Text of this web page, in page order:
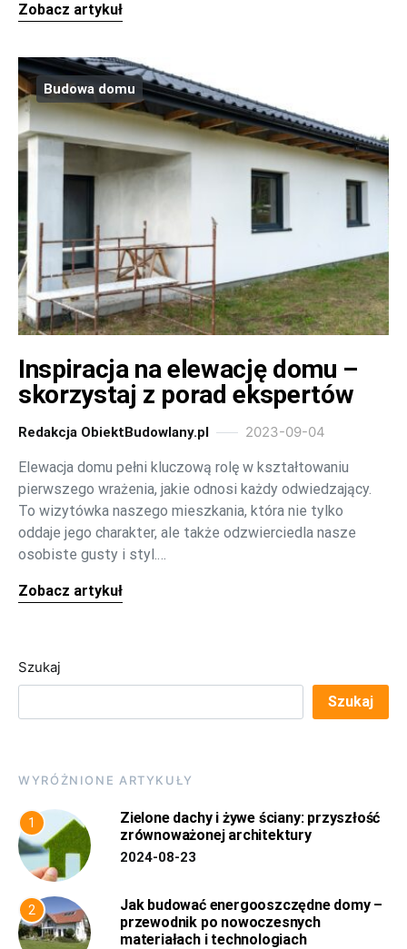
Zobacz artykuł
Budowa domu
Inspiracja na elewację domu –
skorzystaj z porad ekspertów
Redakcja ObiektBudowlany.pl 2023-09-04
Elewacja domu pełni kluczową rolę w kształtowaniu
pierwszego wrażenia, jakie odnosi każdy odwiedzający.
To wizytówka naszego mieszkania, która nie tylko
oddaje jego charakter, ale także odzwierciedla nasze
osobiste gusty i styl.…
Zobacz artykuł
Szukaj
Szukaj
WYRÓŻNIONE ARTYKUŁY
1
Zielone dachy i żywe ściany: przyszłość
zrównoważonej architektury
2024-08-23
2
Jak budować energooszczędne domy –
przewodnik po nowoczesnych
materiałach i technologiach